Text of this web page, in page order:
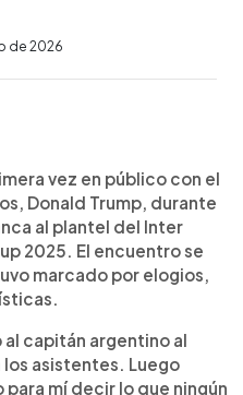
de 2026
primera vez en público
Unidos, Donald
en la Casa Blanca al
de la MLS Cup
al capitán argentino y
la admiración de su
se dio en un
por tensiones en
partido del club en
tras antecedentes en
vez en público con el
Donald Trump, durante
al plantel del Inter
2025. El encuentro se
marcado por elogios,
al capitán argentino al
asistentes. Luego
para mí decir lo que ningún